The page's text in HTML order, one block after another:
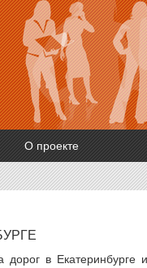
О проекте
в Екатеринбурге и